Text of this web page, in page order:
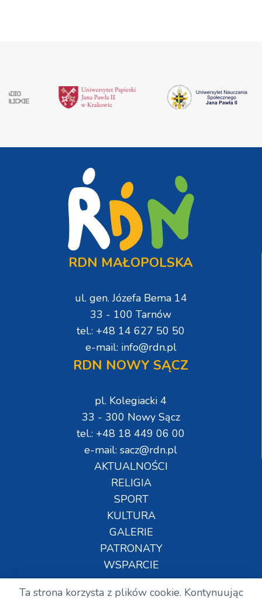
RDN MAŁOPOLSKA
ul. gen. Józefa Bema 14
33 - 100 Tarnów
tel.: +48 14 627 50 50
e-mail: info@rdn.pl
RDN NOWY SĄCZ
pl. Kolegiacki 4
33 - 300 Nowy Sącz
tel.: +48 18 449 06 00
e-mail: sacz@rdn.pl
AKTUALNOŚCI
RELIGIA
SPORT
KULTURA
GALERIE
PATRONATY
WSPARCIE
Ta strona korzysta z plików cookie. Kontynuując